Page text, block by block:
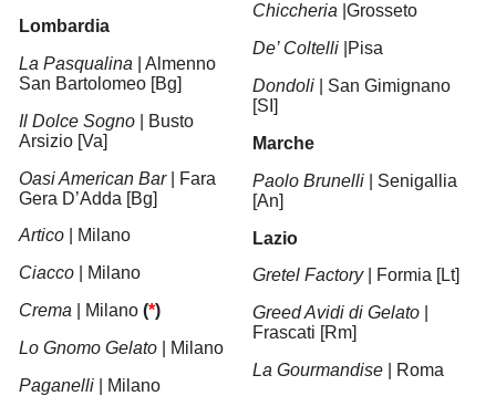
Lombardia
La Pasqualina | Almenno
San Bartolomeo [Bg]
Il Dolce Sogno | Busto
Arsizio [Va]
Oasi American Bar| Fara
Gera D’Adda [Bg]
Artico
| Milano
Ciacco
| Milano
Crema | Milano(*)
Lo Gnomo Gelato
| Milano
Paganelli | Milano
Chiccheria |Grosseto
De’ Coltelli |Pisa
Dondoli | San Gimignano
[SI]
Marche
Paolo Brunelli | Senigallia
[An]
Lazio
Gretel Factory| Formia [Lt]
Greed Avidi di Gelato
Frascati [Rm]
La Gourmandise
| Roma